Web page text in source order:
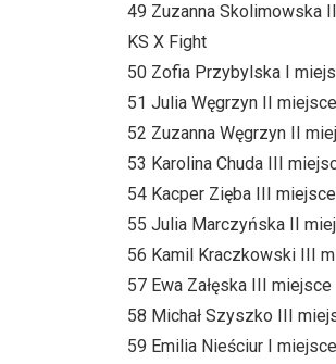
49 Zuzanna Skolimowska
KS X Fight
50 Zofia Przybylska I
51 Julia Węgrzyn II
52 Zuzanna Węgrzyn II
53 Karolina Chuda III
54 Kacper Zięba III
55 Julia Marczyńska II
56 Kamil Kraczkowski III
57 Ewa Załęska III
58 Michał Szyszko III
59 Emilia Nieściur I